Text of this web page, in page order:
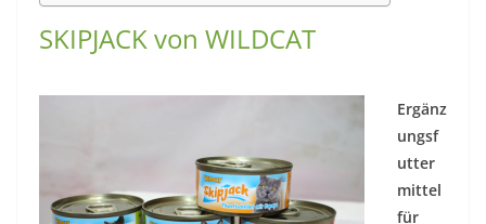
SKIPJACK von WILDCAT
Ergänz
ungsf
utter
mittel
für